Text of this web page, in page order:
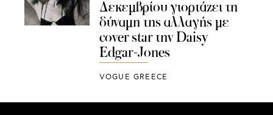
Δεκεμβρίου γιορτάζει τη
δύναμη της αλλαγής με
cover star την Daisy
Edgar-Jones
VOGUE GREECE